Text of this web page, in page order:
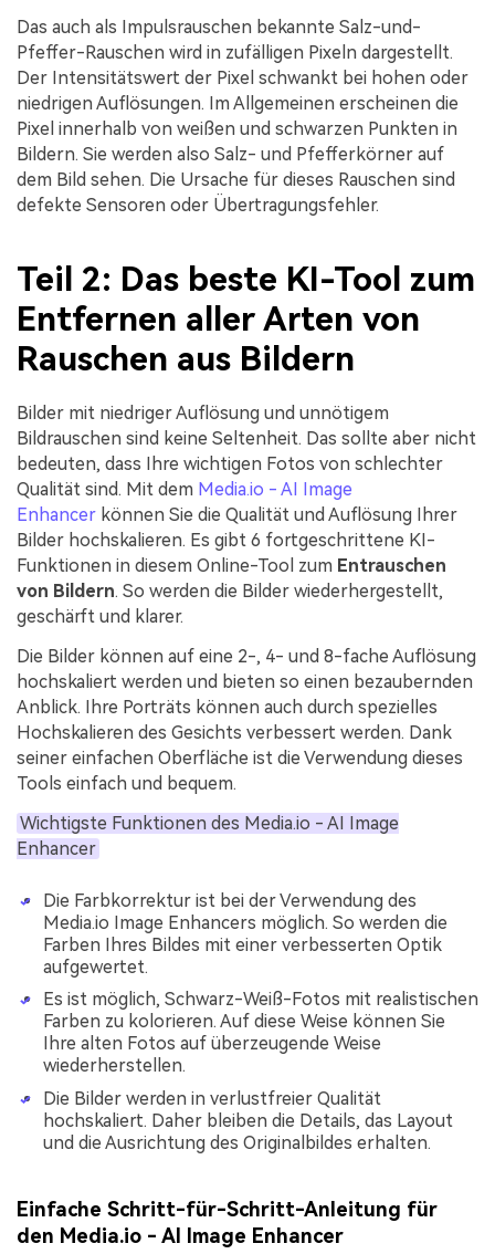
Das auch als Impulsrauschen bekannte Salz-und-
Pfeffer-Rauschen wird in zufälligen Pixeln dargestellt.
Der Intensitätswert der Pixel schwankt bei hohen oder
niedrigen Auflösungen. Im Allgemeinen erscheinen die
Pixel innerhalb von weißen und schwarzen Punkten in
Bildern. Sie werden also Salz- und Pfefferkörner auf
dem Bild sehen. Die Ursache für dieses Rauschen sind
defekte Sensoren oder Übertragungsfehler.
Teil 2: Das beste KI-Tool zum
Entfernen aller Arten von
Rauschen aus Bildern
Bilder mit niedriger Auflösung und unnötigem
Bildrauschen sind keine Seltenheit. Das sollte aber nicht
bedeuten, dass Ihre wichtigen Fotos von schlechter
Qualität sind. Mit dem Media.io - AI Image
Enhancer können Sie die Qualität und Auflösung Ihrer
Bilder hochskalieren. Es gibt 6 fortgeschrittene KI-
Funktionen in diesem Online-Tool zum Entrauschen
von Bildern. So werden die Bilder wiederhergestellt,
geschärft und klarer.
Die Bilder können auf eine 2-, 4- und 8-fache Auflösung
hochskaliert werden und bieten so einen bezaubernden
Anblick. Ihre Porträts können auch durch spezielles
Hochskalieren des Gesichts verbessert werden. Dank
seiner einfachen Oberfläche ist die Verwendung dieses
Tools einfach und bequem.
Wichtigste Funktionen des Media.io - AI Image
Enhancer
Die Farbkorrektur ist bei der Verwendung des
Media.io Image Enhancers möglich. So werden die
Farben Ihres Bildes mit einer verbesserten Optik
aufgewertet.
Es ist möglich, Schwarz-Weiß-Fotos mit realistischen
Farben zu kolorieren. Auf diese Weise können Sie
Ihre alten Fotos auf überzeugende Weise
wiederherstellen.
Die Bilder werden in verlustfreier Qualität
hochskaliert. Daher bleiben die Details, das Layout
und die Ausrichtung des Originalbildes erhalten.
Einfache Schritt-für-Schritt-Anleitung für
den Media.io - AI Image Enhancer